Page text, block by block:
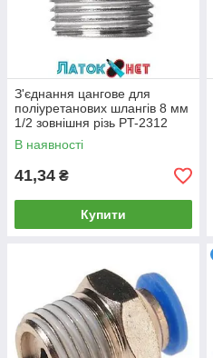
З'єднання цангове для
поліуретанових шлангів 8 мм
1/2 зовнішня різь PT-2312
Intertool
В наявності
41,34 ₴
Купити